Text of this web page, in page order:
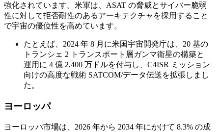
強化されています。米軍は、ASAT の脅威とサイバー脆弱
性に対して拒否耐性のあるアーキテクチャを採用すること
で宇宙の優位性を高めています。
たとえば、2024 年 8 月に米国宇宙開発庁は、20 基の
トランシェ 2 トランスポート層ガンマ衛星の構築と
運用に 4 億 2,400 万ドルを付与し、C4ISR ミッション
向けの高度な戦術 SATCOM/データ伝送を拡張しまし
た。
ヨーロッパ
ヨーロッパ市場は、2026 年から 2034 年にかけて 8.3% の成